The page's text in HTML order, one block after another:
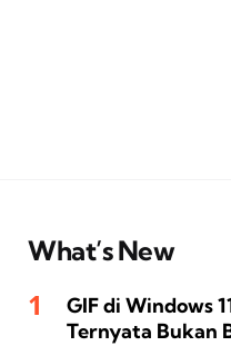
What’s New
GIF di Windows
Ternyata Bukan